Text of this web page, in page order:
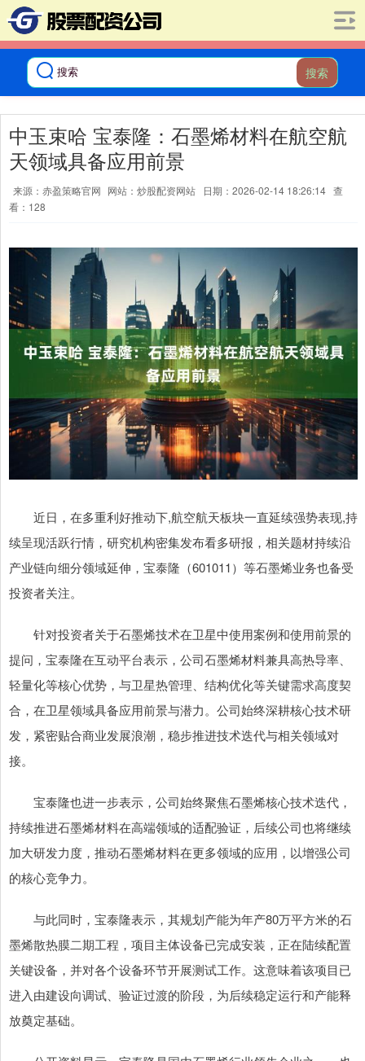
搜索
中玉束哈 宝泰隆：石墨烯材料在航空航
天领域具备应用前景
来源：赤盈策略官网 网站：炒股配资网站 日期：2026-02-14 18:26:14 查
看：128
近日，在多重利好推动下,航空航天板块一直延续强势表现,持
续呈现活跃行情，研究机构密集发布看多研报，相关题材持续沿
产业链向细分领域延伸，宝泰隆（601011）等石墨烯业务也备受
投资者关注。
针对投资者关于石墨烯技术在卫星中使用案例和使用前景的
提问，宝泰隆在互动平台表示，公司石墨烯材料兼具高热导率、
轻量化等核心优势，与卫星热管理、结构优化等关键需求高度契
合，在卫星领域具备应用前景与潜力。公司始终深耕核心技术研
发，紧密贴合商业发展浪潮，稳步推进技术迭代与相关领域对
接。
宝泰隆也进一步表示，公司始终聚焦石墨烯核心技术迭代，
持续推进石墨烯材料在高端领域的适配验证，后续公司也将继续
加大研发力度，推动石墨烯材料在更多领域的应用，以增强公司
的核心竞争力。
与此同时，宝泰隆表示，其规划产能为年产80万平方米的石
墨烯散热膜二期工程，项目主体设备已完成安装，正在陆续配置
关键设备，并对各个设备环节开展测试工作。这意味着该项目已
进入由建设向调试、验证过渡的阶段，为后续稳定运行和产能释
放奠定基础。